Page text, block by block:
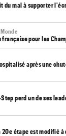
du mal à supporter
pour les
après une
perd un de ses
20e étape est modifié